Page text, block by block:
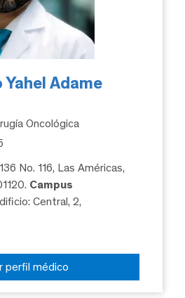
Adame
Oncológica
No. 116, Las Américas,
Campus
Central, 2,
perfil médico